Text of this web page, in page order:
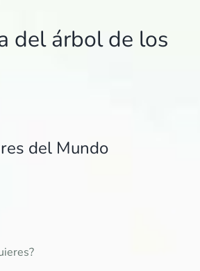
del árbol de los
del Mundo